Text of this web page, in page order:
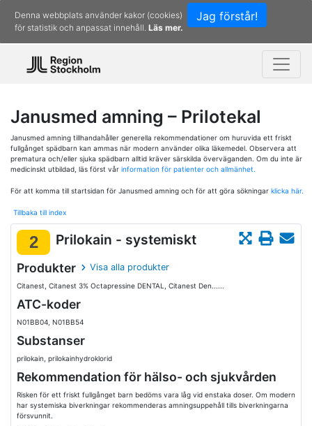
Jag förstår!
Denna webbplats använder kakor (cookies)
för statistik och anpassat innehåll. Läs mer.
Janusmed amning – Prilotekal
Janusmed amning tillhandahåller generella rekommendationer om huruvida ett friskt
fullgånget spädbarn kan ammas när modern använder olika läkemedel. Observera att
prematura och/eller sjuka spädbarn alltid kräver särskilda överväganden. Om du inte är
medicinskt utbildad, läs först vår information för patienter och allmänhet.
För att komma till startsidan för Janusmed amning och för att göra sökningar klicka här.
Tillbaka till index
2 Prilokain - systemiskt
Produkter Visa alla produkter
Citanest, Citanest 3% Octapressine DENTAL, Citanest Den......
ATC-koder
N01BB04, N01BB54
Substanser
prilokain, prilokainhydroklorid
Rekommendation för hälso- och sjukvården
Risken för ett friskt fullgånget barn bedöms vara låg vid enstaka doser. Om modern
har systemiska biverkningar rekommenderas amningsuppehåll tills biverkningarna
försvunnit.